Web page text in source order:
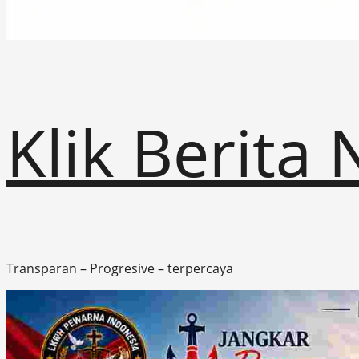
Klik Berita
Transparan – Progresive – terpercaya